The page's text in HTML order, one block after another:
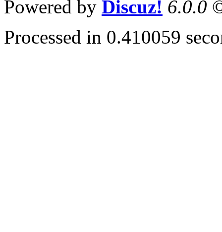
Powered by Discuz! 6.0.0
Processed in 0.410059